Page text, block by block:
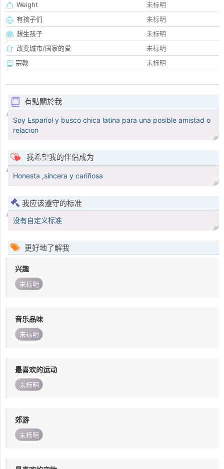
Weight
未标明
有孩子们
未标明
想生孩子
未标明
改变城市/国家的爱
未标明
宗教
未标明
有點關於我
Soy Español y busco chica latina para una posible amistad o
relacion
我希望我的伴侣成为
Honesta ,sincera y cariñosa
我应该遵守的标准
没有自定义标准
更好地了解我
兴趣
未标明
音乐品味
未标明
最喜欢的运动
未标明
郊游
未标明